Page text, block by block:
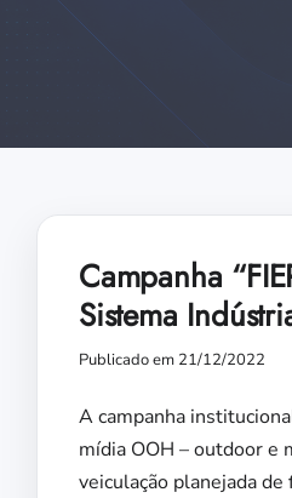
Campanha
Sistema
Publicado em 21/12/2022
A campanha
mídia OOH – outdoor e
veiculação planejada